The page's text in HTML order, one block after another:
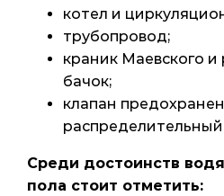
котел и
трубопровод;
краник Маевского
бачок;
клапан
распределительный
Среди достоинств
пола стоит отметить: